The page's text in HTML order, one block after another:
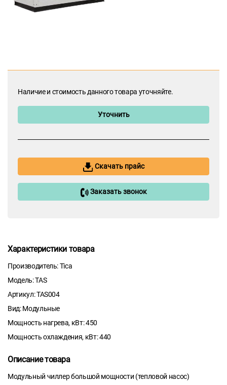
Наличие и стоимость данного товара уточняйте.
Уточнить
Скачать прайс
Заказать звонок
Характеристики товара
Производитель: Tica
Модель: TAS
Артикул: TAS004
Вид: Модульные
Мощность нагрева, кВт: 450
Мощность охлаждения, кВт: 440
Описание товара
Модульный чиллер большой мощности (тепловой насос)